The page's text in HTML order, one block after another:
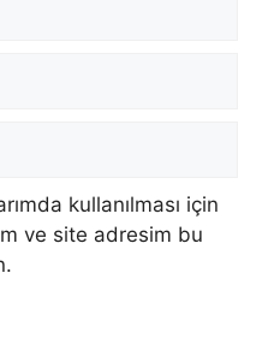
kullanılması için
ve site adresim bu